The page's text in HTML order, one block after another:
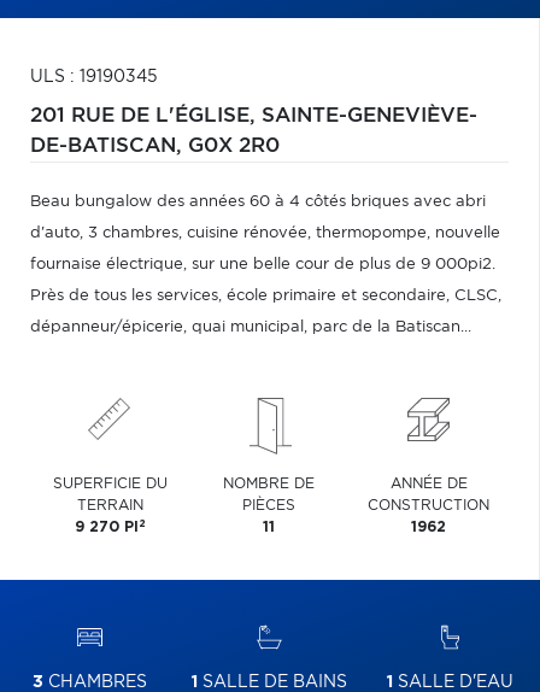
ULS : 19190345
201 RUE DE L'ÉGLISE, SAINTE-GENEVIÈVE-
DE-BATISCAN, G0X 2R0
Beau bungalow des années 60 à 4 côtés briques avec abri
d'auto, 3 chambres, cuisine rénovée, thermopompe, nouvelle
fournaise électrique, sur une belle cour de plus de 9 000pi2.
Près de tous les services, école primaire et secondaire, CLSC,
dépanneur/épicerie, quai municipal, parc de la Batiscan...
SUPERFICIE DU
TERRAIN
9 270 PI 2
NOMBRE DE
PIÈCES
11
ANNÉE DE
CONSTRUCTION
1962
3 CHAMBRES 1 SALLE DE BAINS 1 SALLE D'EAU